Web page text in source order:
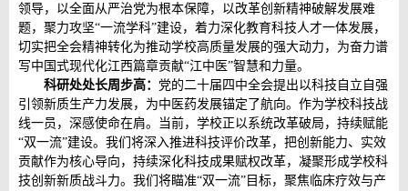
领导，以全面从严治党为根本保障，以改革创新精神破解发展难
题，聚力攻坚“一流学科”建设，着力深化教育科技人才一体发展，
切实把全会精神转化为推动学校高质量发展的强大动力，为奋力谱
写中国式现代化江西篇章贡献“江中医”智慧和力量。
科研处处长周步高： 党的二十届四中全会提出以科技自立自强
引领新质生产力发展，为中医药发展锚定了航向。作为学校科技战
线一员，深感使命在肩。当前，学校正以系统改革破局，持续赋能
“双一流”建设。我们将深入推进科技评价改革，把创新能力、实效
贡献作为核心导向，持续深化科技成果赋权改革，凝聚形成学校科
技创新新质战斗力。我们将瞄准“双一流”目标，聚焦临床疗效与产